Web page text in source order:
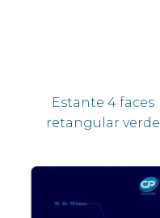
Estante 4 faces
retangular verde